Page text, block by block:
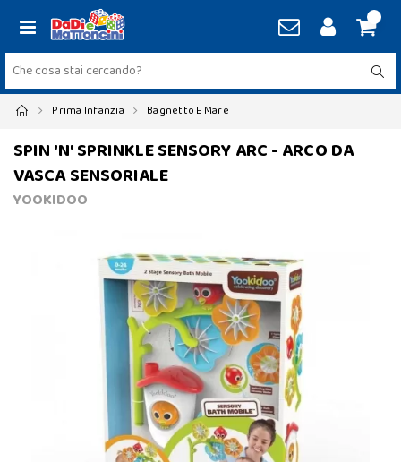
Prima Infanzia Bagnetto E Mare
SPIN 'N' SPRINKLE SENSORY ARC - ARCO DA
VASCA SENSORIALE
YOOKIDOO